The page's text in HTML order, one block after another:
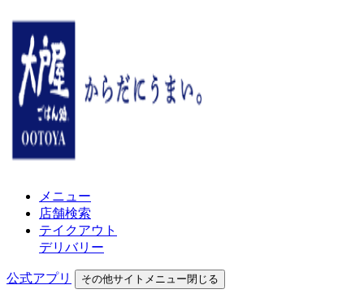
メニュー
店舗検索
テイクアウト
デリバリー
公式アプリ その他サイトメニュー閉じる